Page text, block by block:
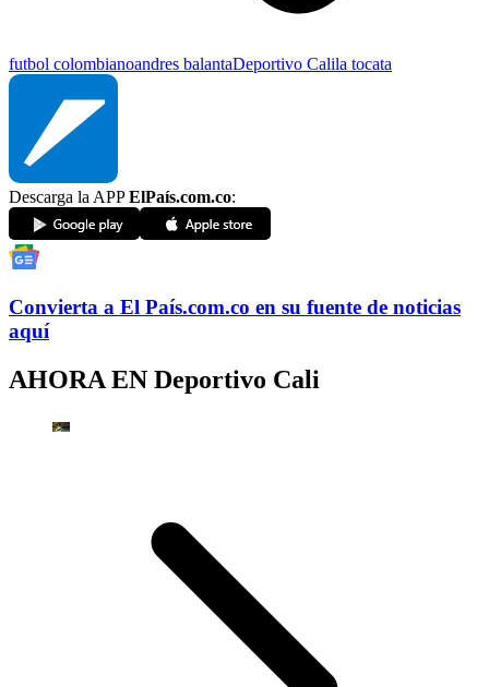
futbol colombianoandres balantaDeportivo Calila tocata
Descarga la APPElPaís.com.co:
Convierta a El País.com.co en su fuente de noticias
aquí
AHORA EN Deportivo Cali